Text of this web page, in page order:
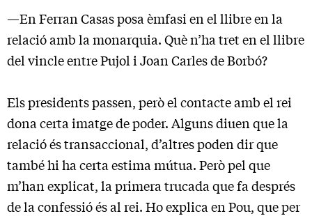
—En Ferran Casas posa èmfasi en el llibre en la
relació amb la monarquia. Què n’ha tret en el llibre
del vincle entre Pujol i Joan Carles de Borbó?
Els presidents passen, però el contacte amb el rei
dona certa imatge de poder. Alguns diuen que la
relació és transaccional, d’altres poden dir que
també hi ha certa estima mútua. Però pel que
m’han explicat, la primera trucada que fa després
de la confessió és al rei. Ho explica en Pou, que per